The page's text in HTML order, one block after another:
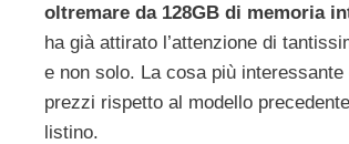
oltremare da 128GB di memoria
ha già attirato l’attenzione di
e non solo. La cosa più
prezzi rispetto al modello
listino.